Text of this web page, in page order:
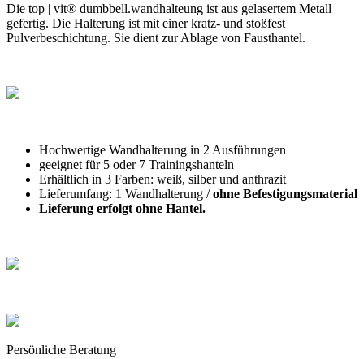
Die top | vit® dumbbell.wandhalteung ist aus gelasertem Metall
gefertig. Die Halterung ist mit einer kratz- und stoßfest
Pulverbeschichtung. Sie dient zur Ablage von Fausthantel.
Hochwertige Wandhalterung in 2 Ausführungen
geeignet für 5 oder 7 Trainingshanteln
Erhältlich in 3 Farben: weiß, silber und anthrazit
Lieferumfang: 1 Wandhalterung /ohne Befestigungsmaterial
Lieferung erfolgt ohne Hantel.
Persönliche Beratung